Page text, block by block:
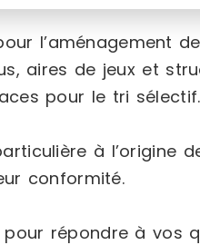
l’aménagement
aires de jeux et
pour le tri sélectif.
à l’origine
conformité.
répondre à vos